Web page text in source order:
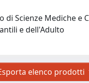
di Scienze Mediche e
e dell'Adulto
elenco prodotti